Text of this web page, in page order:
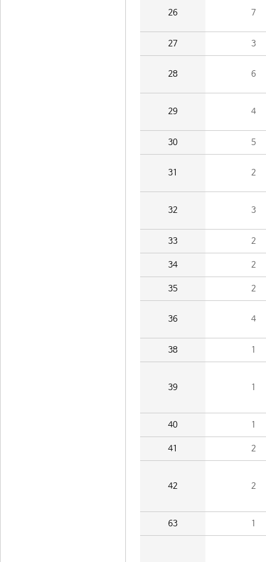
26 7
27 3
28 6
29 4
30 5
31 2
32 3
33 2
34 2
35 2
36 4
38 1
39 1
40 1
41 2
42 2
63 1